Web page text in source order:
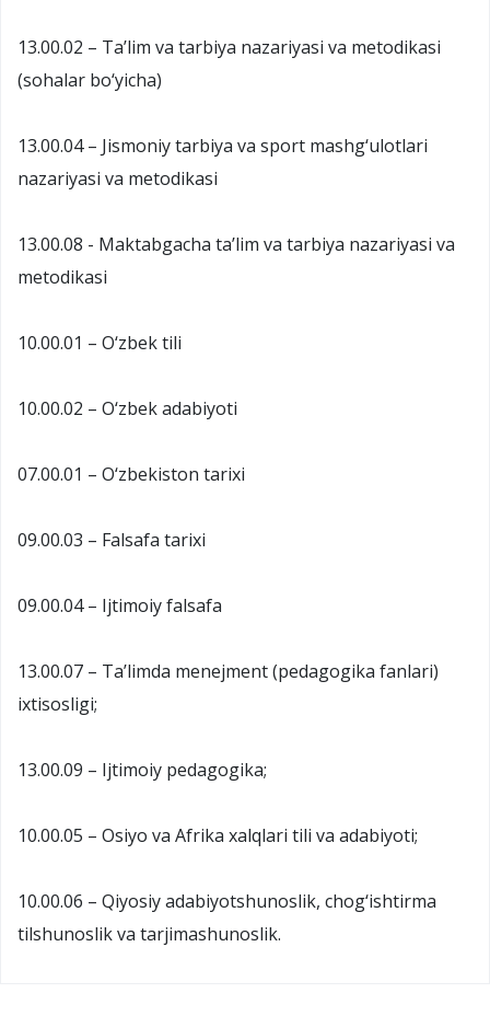
13.00.02 – Ta’lim va tarbiya nazariyasi va metodikasi
(sohalar bo‘yicha)
13.00.04 – Jismoniy tarbiya va sport mashg‘ulotlari
nazariyasi va metodikasi
13.00.08 - Maktabgacha ta’lim va tarbiya nazariyasi va
metodikasi
10.00.01 – O‘zbek tili
10.00.02 – O‘zbek adabiyoti
07.00.01 – O‘zbekiston tarixi
09.00.03 – Falsafa tarixi
09.00.04 – Ijtimoiy falsafa
13.00.07 – Ta’limda menejment (pedagogika fanlari)
ixtisosligi;
13.00.09 – Ijtimoiy pedagogika;
10.00.05 – Osiyo va Afrika xalqlari tili va adabiyoti;
10.00.06 – Qiyosiy adabiyotshunoslik, chog‘ishtirma
tilshunoslik va tarjimashunoslik.